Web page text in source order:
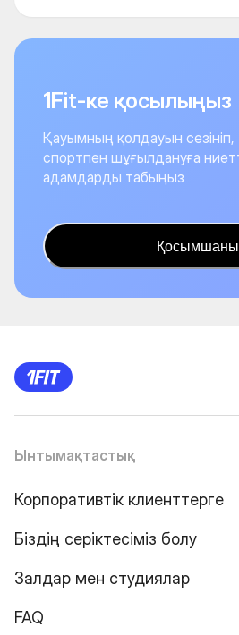
1Fit-ке қосылыңыз
Қауымның қолдауын сезініп,
спортпен шұғылдануға
адамдарды табыңыз
Қосымшаны
Ынтымақтастық
Корпоративтік клиенттерге
Біздің серіктесіміз болу
Залдар мен студиялар
FAQ